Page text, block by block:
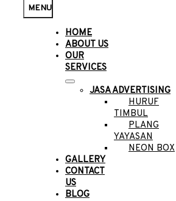
MENU
HOME
ABOUT US
OUR
SERVICES
JASA ADVERTISING
HURUF
TIMBUL
PLANG
YAYASAN
NEON BOX
GALLERY
CONTACT
US
BLOG